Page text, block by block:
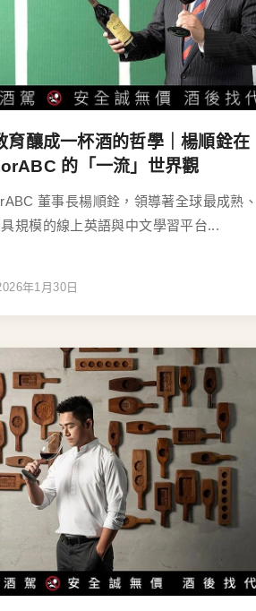
育釀成一杯酒的哲學｜楊順銓在
的「一流」世界觀
董事長楊順銓，領導著全球最成熟、
規模的線上英語與中文學習平台...
年1月30日